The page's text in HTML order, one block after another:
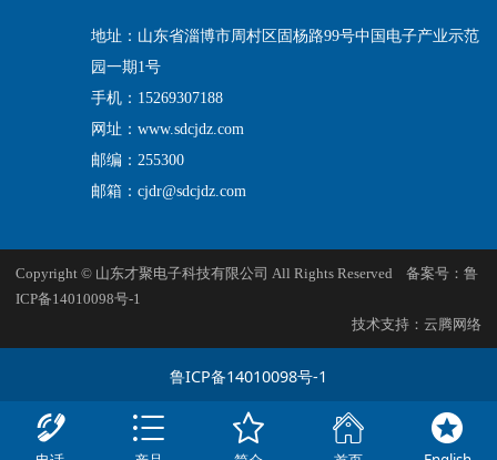
地址：山东省淄博市周村区固杨路99号中国电子产业示范
园一期1号
手机：15269307188
网址：www.sdcjdz.com
邮编：255300
邮箱：cjdr@sdcjdz.com
Copyright © 山东才聚电子科技有限公司 All Rights Reserved 备案号：鲁
ICP备14010098号-1
技术支持： 云腾网络
鲁ICP备14010098号-1